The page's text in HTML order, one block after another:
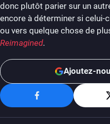
donc plutôt parier sur un
encore à déterminer si celui-
ou vers quelque chose de
Reimagined.
Ajoutez-